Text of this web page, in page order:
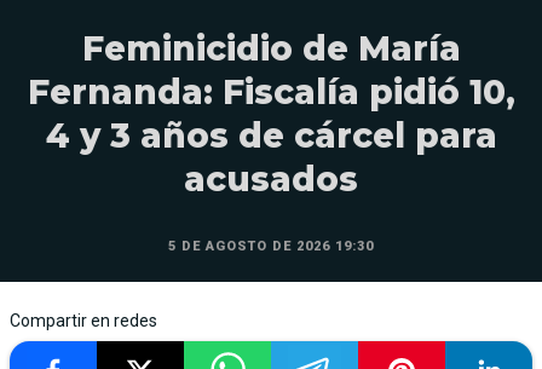
Feminicidio de María
Fernanda: Fiscalía pidió 10,
4 y 3 años de cárcel para
acusados
5 DE AGOSTO DE 2026 19:30
Compartir en redes